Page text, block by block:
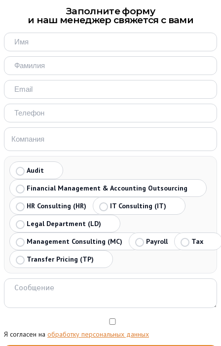
Заполните форму
и наш менеджер свяжется с вами
Audit
Financial Management & Accounting Outsourcing
HR Consulting (HR)
IT Consulting (IT)
Legal Department (LD)
Management Consulting (MC)
Payroll
Tax
Transfer Pricing (TP)
Я согласен на обработку персональных данных